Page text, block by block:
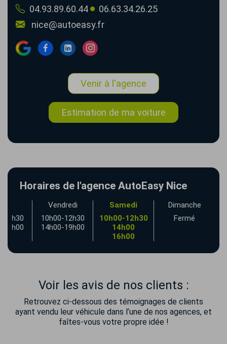
04.93.89.60.44
06.63.34.26.25
nice@autoeasy.fr
Venir à l'agence
Estimation de ma voiture
Horaires de l'agence AutoEasy Nice
12h30
19h00
Vendredi
10h00-12h30
14h00-19h00
Samedi
10h00-12h30
14h00
16h00
Dimanche
Fermé
Voir les avis de nos clients :
Retrouvez ci-dessous des témoignages de clients
ayant vendu leur véhicule dans l’une de nos agences, et
faîtes-vous votre propre idée !